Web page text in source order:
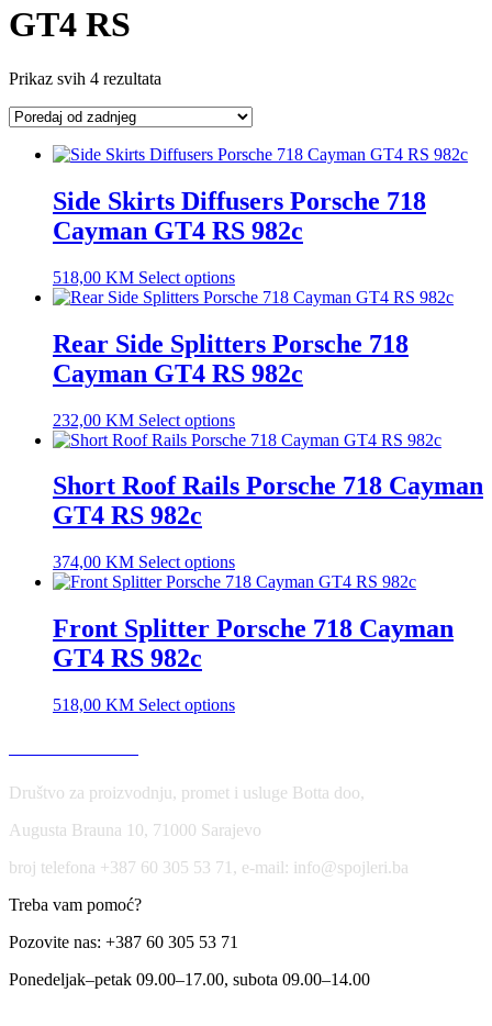
GT4 RS
Prikaz svih 4 rezultata
Side Skirts Diffusers Porsche 718
Cayman GT4 RS 982c
518,00 KM Select options
Rear Side Splitters Porsche 718
Cayman GT4 RS 982c
232,00 KM Select options
Short Roof Rails Porsche 718 Cayman
GT4 RS 982c
374,00 KM Select options
Front Splitter Porsche 718 Cayman
GT4 RS 982c
518,00 KM Select options
Društvo za proizvodnju, promet i usluge Botta doo,
Augusta Brauna 10, 71000 Sarajevo
broj telefona +387 60 305 53 71, e-mail: info@spojleri.ba
Treba vam pomoć?
Pozovite nas: +387 60 305 53 71
Ponedeljak–petak 09.00–17.00, subota 09.00–14.00